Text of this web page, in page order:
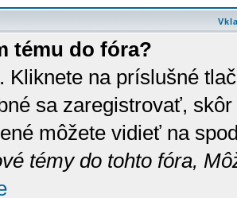
tému do fóra?
Kliknete na príslušné
sa zaregistrovať,
môžete vidieť na
témy do tohto fóra,